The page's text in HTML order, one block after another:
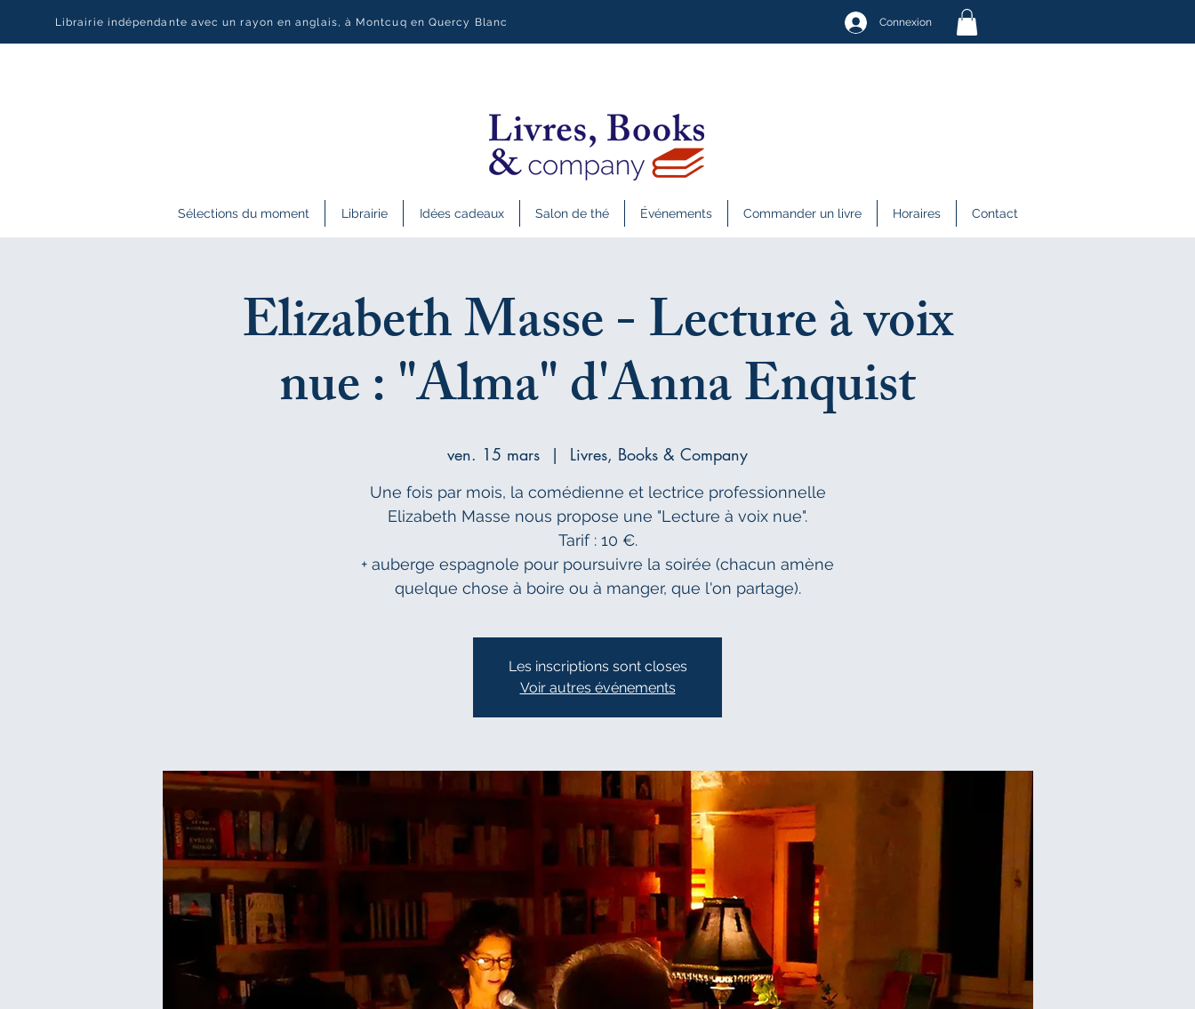
Librairie indépendante avec un rayon en anglais, à Montcuq en Quercy Blanc Connexion
Sélections du moment Librairie Idées cadeaux Salon de thé Événements Commander un livre Horaires Contact
Elizabeth Masse - Lecture à voix
nue : "Alma" d'Anna Enquist
ven. 15 mars
  |
Livres, Books & Company
Une fois par mois, la comédienne et lectrice professionnelle
Elizabeth Masse nous propose une "Lecture à voix nue".
Tarif : 10 €.
+ auberge espagnole pour poursuivre la soirée (chacun amène
quelque chose à boire ou à manger, que l'on partage).
Les inscriptions sont closes
Voir autres événements